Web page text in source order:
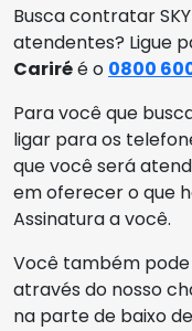
Busca contratar
atendentes? Ligue
Cariréé o 0800
Para você que
ligar para os
que você será
em oferecer o que
Assinatura a você.
Você também
através do nosso
na parte de baixo